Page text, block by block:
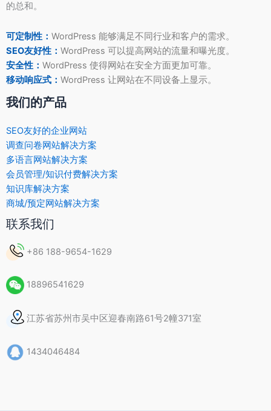
的总和。
可定制性： WordPress 能够满足不同行业和客户的需求。
SEO友好性： WordPress 可以提高网站的流量和曝光度。
安全性： WordPress 使得网站在安全方面更加可靠。
移动响应式： WordPress 让网站在不同设备上显示。
我们的产品
SEO友好的企业网站
调查问卷网站解决方案
多语言网站解决方案
会员管理/知识付费解决方案
知识库解决方案
商城/预定网站解决方案
联系我们
+86 188-9654-1629
18896541629
江苏省苏州市吴中区迎春南路61号2幢371室
1434046484